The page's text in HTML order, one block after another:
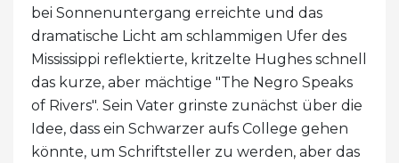
bei Sonnenuntergang erreichte und das
dramatische Licht am schlammigen Ufer des
Mississippi reflektierte, kritzelte Hughes schnell
das kurze, aber mächtige "The Negro Speaks
of Rivers". Sein Vater grinste zunächst über die
Idee, dass ein Schwarzer aufs College gehen
könnte, um Schriftsteller zu werden, aber das